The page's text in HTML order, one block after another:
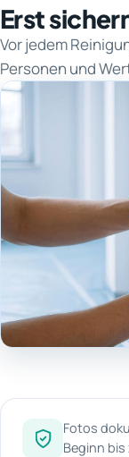
Erst
Vor jedem
Personen und
Fotos
Beginn